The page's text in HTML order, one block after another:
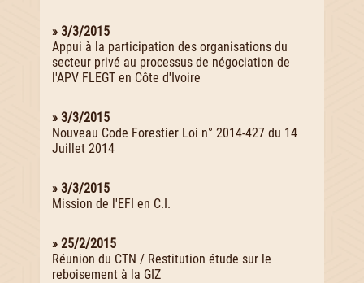
» 3/3/2015
Appui à la participation des organisations du
secteur privé au processus de négociation de
l'APV FLEGT en Côte d'Ivoire
» 3/3/2015
Nouveau Code Forestier Loi n° 2014-427 du 14
Juillet 2014
» 3/3/2015
Mission de l'EFI en C.I.
» 25/2/2015
Réunion du CTN / Restitution étude sur le
reboisement à la GIZ